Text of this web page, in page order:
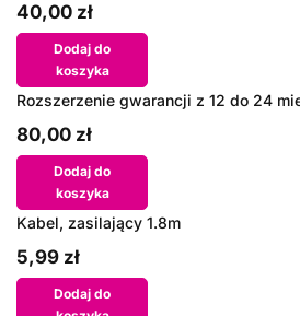
40,00 zł
Dodaj do
koszyka
Rozszerzenie gwarancji z 12 do 24
80,00 zł
Dodaj do
koszyka
Kabel, zasilający 1.8m
5,99 zł
Dodaj do